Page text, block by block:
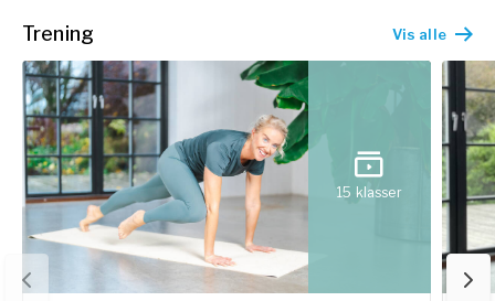
Trening Vis alle
15 klasser